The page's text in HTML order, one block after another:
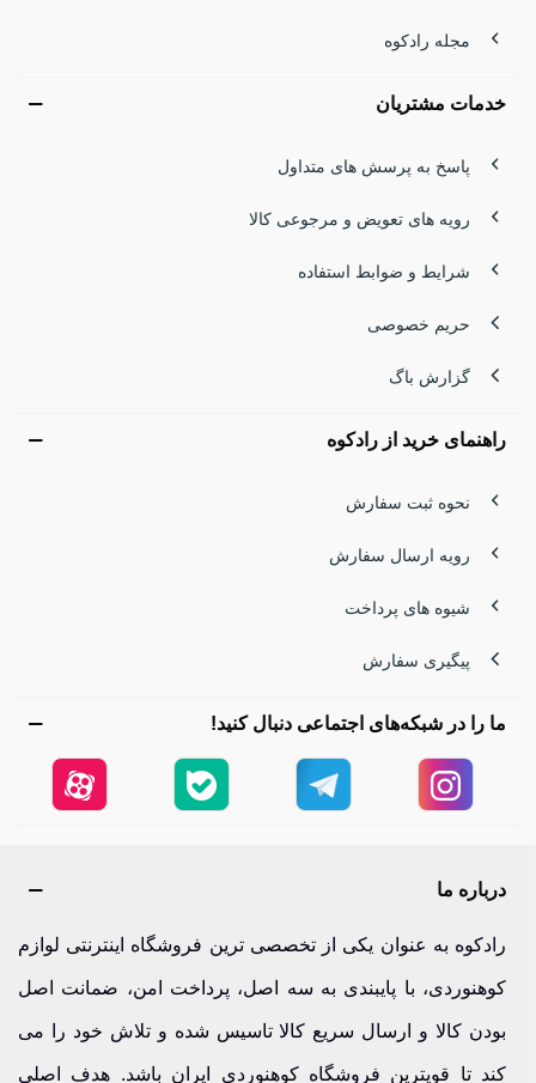
مجله رادکوه
خدمات مشتریان
پاسخ به پرسش های متداول
رویه های تعویض و مرجوعی کالا
شرایط و ضوابط استفاده
حریم خصوصی
گزارش باگ
راهنمای خرید از رادکوه
نحوه ثبت سفارش
رویه ارسال سفارش
شیوه های پرداخت
پیگیری سفارش
ما را در شبکه‌های اجتماعی دنبال کنید!
درباره ما
رادکوه به عنوان یکی از تخصصی ترین فروشگاه اینترنتی لوازم
کوهنوردی، با پایبندی به سه اصل، پرداخت امن، ضمانت اصل
بودن کالا و ارسال سریع کالا تاسیس شده و تلاش خود را می
کند تا قویترین فروشگاه کوهنوردی ایران باشد. هدف اصلی